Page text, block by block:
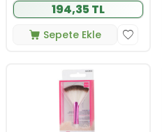
194,35 TL
Sepete Ekle